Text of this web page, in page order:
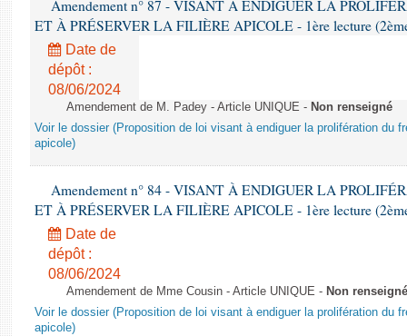
Amendement n° 87 - VISANT À ENDIGUER LA
ET À PRÉSERVER LA FILIÈRE APICOLE - 1ère lecture
Date de
dépôt :
08/06/2024
Amendement de M. Padey - Article UNIQUE - Non renseigné
Voir le dossier (Proposition de loi visant à endiguer la prolifération du
apicole)
Amendement n° 84 - VISANT À ENDIGUER LA
ET À PRÉSERVER LA FILIÈRE APICOLE - 1ère lecture
Date de
dépôt :
08/06/2024
Amendement de Mme Cousin - Article UNIQUE - Non renseigné
Voir le dossier (Proposition de loi visant à endiguer la prolifération du
apicole)